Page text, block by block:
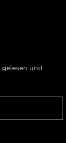
gelesen und